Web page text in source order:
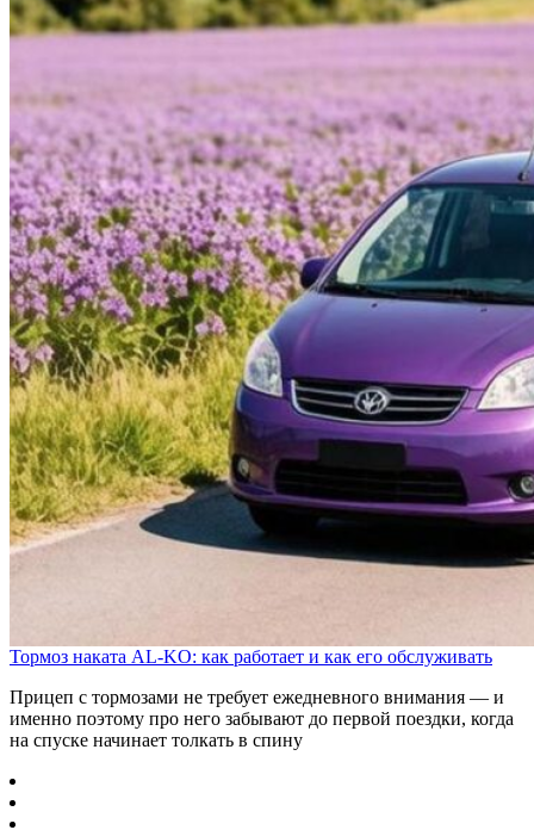
Тормоз наката AL-KO: как работает и как его обслуживать
Прицеп с тормозами не требует ежедневного внимания — и
именно поэтому про него забывают до первой поездки, когда
на спуске начинает толкать в спину